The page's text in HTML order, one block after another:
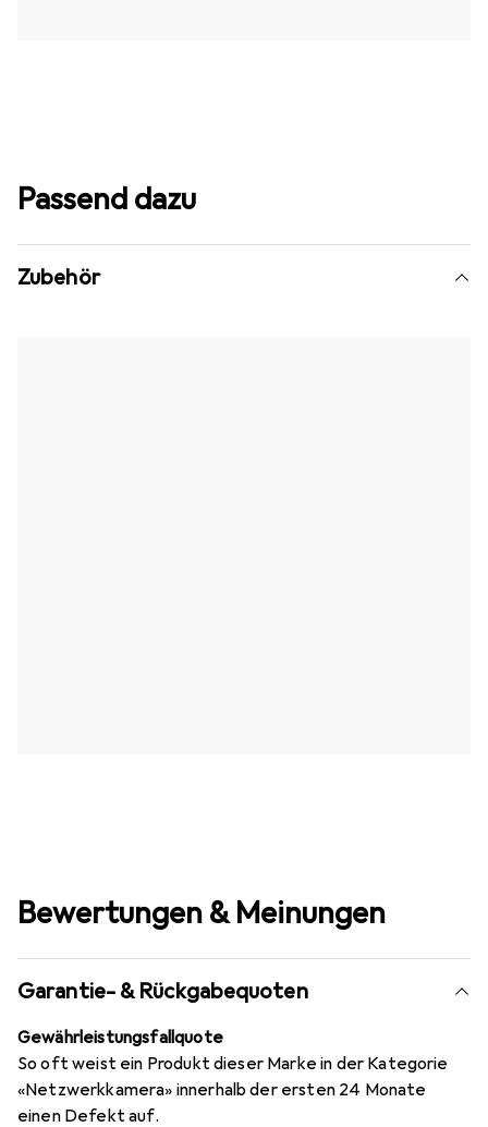
Passend dazu
Zubehör
Bewertungen & Meinungen
Garantie- & Rückgabequoten
Gewährleistungsfallquote
So oft weist ein Produkt dieser Marke in der Kategorie
«Netzwerkkamera» innerhalb der ersten 24 Monate
einen Defekt auf.